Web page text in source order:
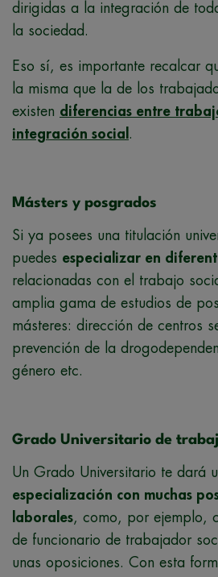
dirigidas a la integración de
la sociedad.
Eso sí, es importante recalcar
la misma que la de los
existen diferencias entre
integración social .
Másters y posgrados
Si ya posees una titulación
puedes especializar en
relacionadas con el trabajo
amplia gama de estudios de
másteres: dirección de centros
prevención de la
género etc.
Grado Universitario de
Un Grado Universitario te dará
especialización con muchas
laborales, como, por ejemplo,
de funcionario de trabajador
unas oposiciones. Con esta